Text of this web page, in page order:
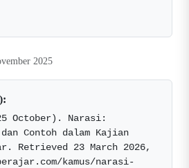
2025
October). Narasi:
Contoh dalam Kajian
Retrieved 23 March 2026,
kamus/narasi-